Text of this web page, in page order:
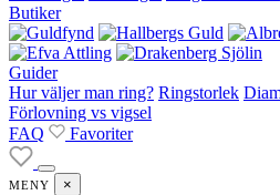
Butiker
Guider
Hur väljer man ring? Ringstorlek
Förlovning vs vigsel
FAQ
Favoriter
MENY ×